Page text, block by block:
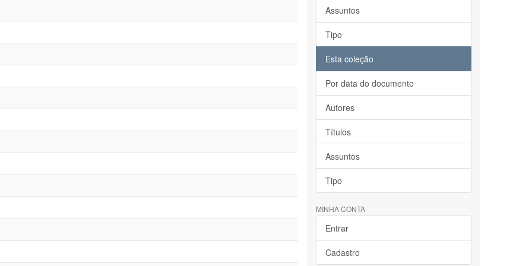
Assuntos
Tipo
Esta coleção
Por data do documento
Autores
Títulos
Assuntos
Tipo
MINHA CONTA
Entrar
Cadastro